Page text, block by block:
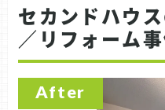
セカンドハウ
／リフォーム